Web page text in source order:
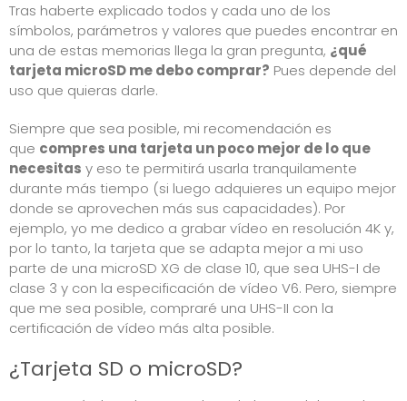
Tras haberte explicado todos y cada uno de los
símbolos, parámetros y valores que puedes encontrar en
una de estas memorias llega la gran pregunta, ¿qué
tarjeta microSD me debo comprar? Pues depende del
uso que quieras darle.
Siempre que sea posible, mi recomendación es
que compres una tarjeta un poco mejor de lo que
necesitas y eso te permitirá usarla tranquilamente
durante más tiempo (si luego adquieres un equipo mejor
donde se aprovechen más sus capacidades). Por
ejemplo, yo me dedico a grabar vídeo en resolución 4K y,
por lo tanto, la tarjeta que se adapta mejor a mi uso
parte de una microSD XG de clase 10, que sea UHS-I de
clase 3 y con la especificación de vídeo V6. Pero, siempre
que me sea posible, compraré una UHS-II con la
certificación de vídeo más alta posible.
¿Tarjeta SD o microSD?